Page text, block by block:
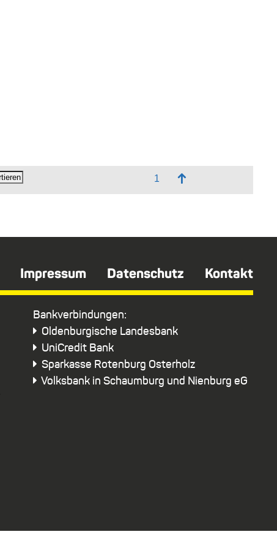
↑
Impressum Datenschutz Kontakt
Bankverbindungen:
Oldenburgische Landesbank
UniCredit Bank
Sparkasse Rotenburg Osterholz
Volksbank in Schaumburg und Nienburg eG